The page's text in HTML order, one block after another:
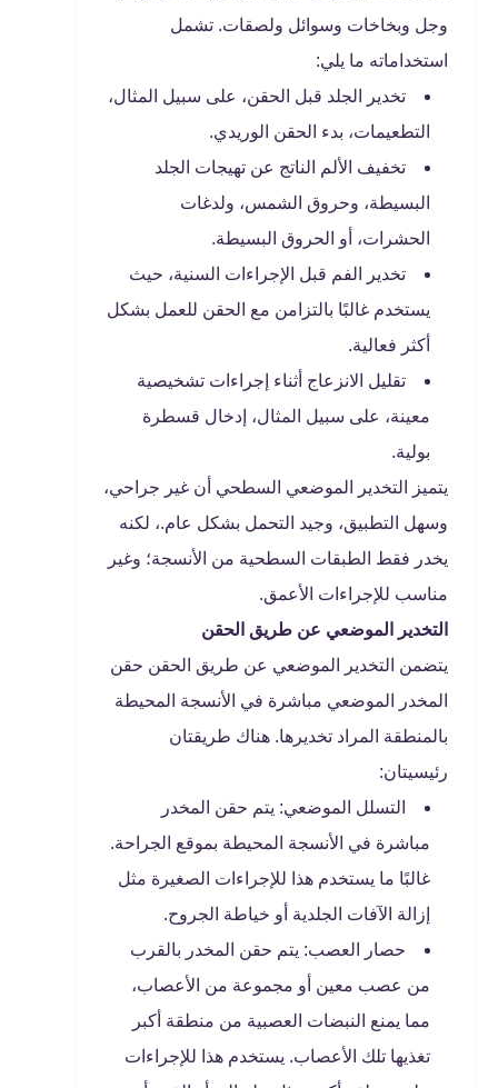
وجل وبخاخات وسوائل ولصقات. تشمل
استخداماته ما يلي:
تخدير الجلد قبل الحقن، على سبيل المثال،
التطعيمات، بدء الحقن الوريدي.
تخفيف الألم الناتج عن تهيجات الجلد
البسيطة، وحروق الشمس، ولدغات
الحشرات، أو الحروق البسيطة.
تخدير الفم قبل الإجراءات السنية، حيث
يستخدم غالبًا بالتزامن مع الحقن للعمل بشكل
أكثر فعالية.
تقليل الانزعاج أثناء إجراءات تشخيصية
معينة، على سبيل المثال، إدخال قسطرة
بولية.
يتميز التخدير الموضعي السطحي أن غير جراحي،
وسهل التطبيق، وجيد التحمل بشكل عام.، لكنه
يخدر فقط الطبقات السطحية من الأنسجة؛ وغير
مناسب للإجراءات الأعمق.
التخدير الموضعي عن طريق الحقن
يتضمن التخدير الموضعي عن طريق الحقن حقن
المخدر الموضعي مباشرة في الأنسجة المحيطة
بالمنطقة المراد تخديرها. هناك طريقتان
رئيسيتان:
التسلل الموضعي: يتم حقن المخدر
مباشرة في الأنسجة المحيطة بموقع الجراحة.
غالبًا ما يستخدم هذا للإجراءات الصغيرة مثل
إزالة الآفات الجلدية أو خياطة الجروح.
حصار العصب: يتم حقن المخدر بالقرب
من عصب معين أو مجموعة من الأعصاب،
مما يمنع النبضات العصبية من منطقة أكبر
تغذيها تلك الأعصاب. يستخدم هذا للإجراءات